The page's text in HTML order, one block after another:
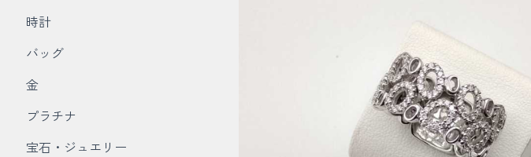
時計
バッグ
金
プラチナ
宝石・ジュエリー